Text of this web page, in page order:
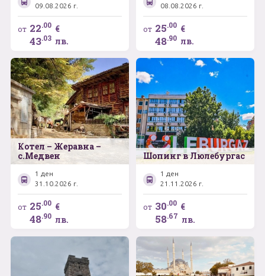
09.08.2026 г.
от 22.00 €
43.03 лв.
08.08.2026 г.
от 25.00 €
48.90 лв.
Котел – Жеравна –
с.Медвен
1 ден
31.10.2026 г.
от 25.00 €
48.90 лв.
Шопинг в Люлебургас
1 ден
21.11.2026 г.
от 30.00 €
58.67 лв.